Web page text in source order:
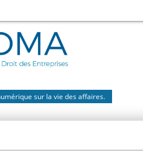
sur la vie des affaires.